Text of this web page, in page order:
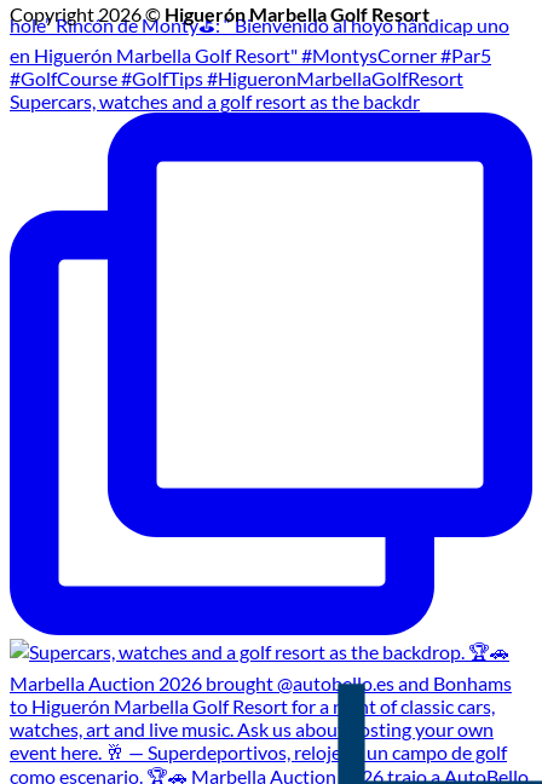
Supercars, watches and a golf resort as the backdr
Copyright 2026 © Higuerón Marbella Golf Resort